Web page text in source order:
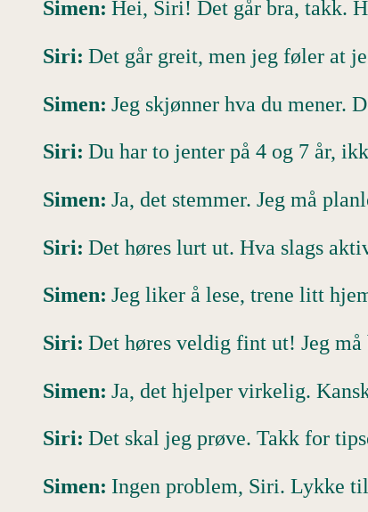
Simen: Hei, Siri! Det går bra, takk.
Siri: Det går greit, men jeg føler at
Simen: Jeg skjønner hva du mener.
Siri: Du har to jenter på 4 og 7 år,
Simen: Ja, det stemmer. Jeg må
Siri: Det høres lurt ut. Hva slags
Simen: Jeg liker å lese, trene litt
Siri: Det høres veldig fint ut! Jeg
Simen: Ja, det hjelper virkelig.
Siri: Det skal jeg prøve. Takk for
Simen: Ingen problem, Siri. Lykke